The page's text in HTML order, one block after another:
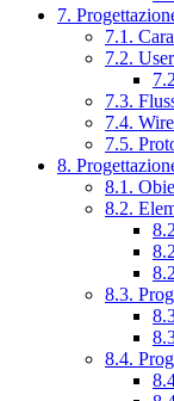
7.
7.1.
7.2.
7.3.
7.4.
7.5.
8.
8.1.
8.2.
8.3.
8.4.